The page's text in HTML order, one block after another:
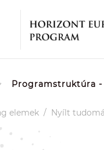
Programstruktúra
elemek / Nyílt